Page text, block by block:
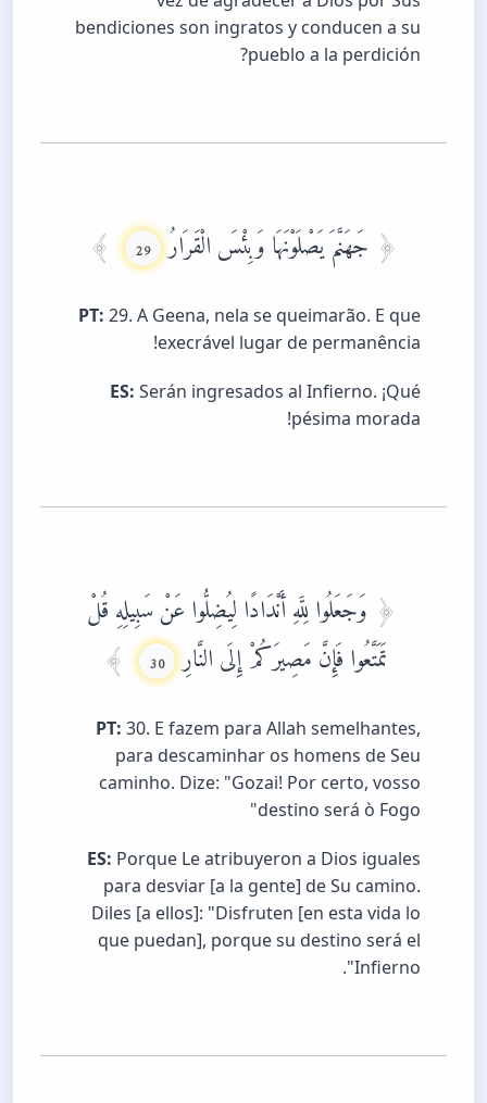
bendiciones son ingratos y conducen a su
pueblo a la perdición?
جَهَنَّمَ يَصْلَوْنَهَا وَبِئْسَ الْقَرَارُ 29
PT: 29. A Geena, nela se queimarão. E que
execrável lugar de permanência!
ES: Serán ingresados al Infierno. ¡Qué
pésima morada!
وَجَعَلُوا لِلَّهِ أَنْدَادًا لِيُضِلُّوا عَنْ سَبِيلِهِ قُلْ
تَمَتَّعُوا فَإِنَّ مَصِيرَكُمْ إِلَى النَّارِ 30
PT: 30. E fazem para Allah semelhantes,
para descaminhar os homens de Seu
caminho. Dize: "Gozai! Por certo, vosso
destino será ò Fogo"
ES: Porque Le atribuyeron a Dios iguales
para desviar [a la gente] de Su camino.
Diles [a ellos]: "Disfruten [en esta vida lo
que puedan], porque su destino será el
Infierno".